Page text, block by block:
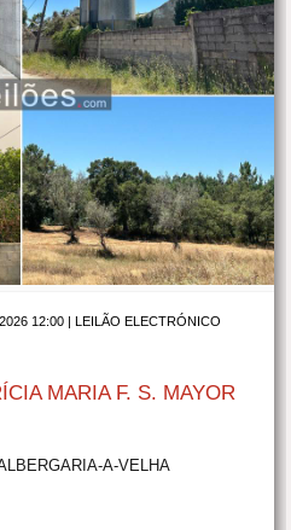
12:00 |LEILÃO ELECTRÓNICO
MARIA F. S. MAYOR
A-VELHA